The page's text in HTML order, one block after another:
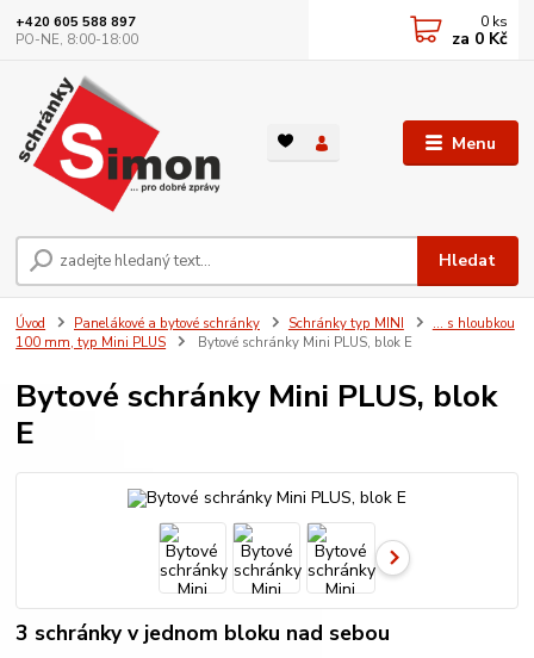
Menu
Hledat
+420 605 588 897
PO-NE, 8:00-18:00
0 ks
za 0 Kč
Úvod Panelákové a bytové schránky Schránky typ MINI
... s hloubkou
100 mm, typ Mini PLUS
Bytové schránky Mini PLUS, blok E
Bytové schránky Mini PLUS, blok
E
3 schránky v jednom bloku nad sebou